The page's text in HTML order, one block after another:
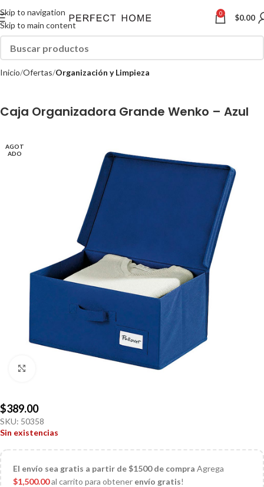
Skip to navigation
Skip to main content
0 $0.00
Inicio Ofertas Organización y Limpieza
Caja Organizadora Grande Wenko – Azul
AGOT
ADO
$389.00
SKU: 50358
Sin existencias
El envío sea gratis a partir de $1500 de compra Agrega
$1,500.00al carrito para obtener envío gratis!